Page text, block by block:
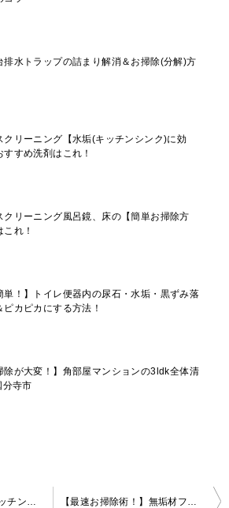
排水トラップの詰まり解消＆お掃除(分解)方
クリーニング【水垢(キッチンシンク)に効
すすめ洗剤はこれ！
クリーニング風呂鏡、床の【簡単お掃除方
れ！
単！】トイレ便器内の尿石・水垢・黒ずみ落
ピカピカにする方法！
除が大変！】角部屋マンションの3ldk全体清
寺市